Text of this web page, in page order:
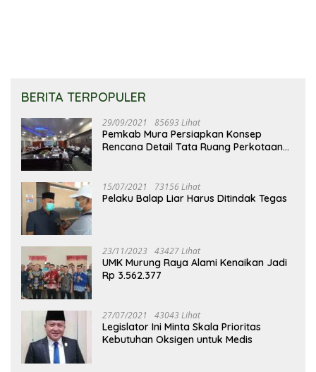
BERITA TERPOPULER
29/09/2021 85693 Lihat
Pemkab Mura Persiapkan Konsep
Rencana Detail Tata Ruang Perkotaan
15/07/2021 73156 Lihat
Pelaku Balap Liar Harus Ditindak Tegas
23/11/2023 43427 Lihat
UMK Murung Raya Alami Kenaikan Jadi
Rp 3.562.377
27/07/2021 43043 Lihat
Legislator Ini Minta Skala Prioritas
Kebutuhan Oksigen untuk Medis